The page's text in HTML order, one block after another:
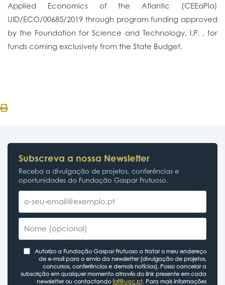
Applied Economics of the Atlantic (CEEaPla)
UID/ECO/00685/2019 through program funding approved
by the Foundation for Science and Technology, I.P. , for
funds coming exclusively from the State Budget.
Subscreva a nossa Newsletter
Receba a divulgação de projetos, conferências e
oportunidades da Fundação Gaspar Frutuoso.
Autorizo a Fundação Gaspar Frutuoso a tratar o meu endereço
de e-mail para o envio da newsletter (divulgação de projetos,
concursos, conferências e demais notícias). Posso cancelar a
subscrição em qualquer momento através do link presente em cada
newsletter ou contactando fgf@uac.pt. Para mais informações